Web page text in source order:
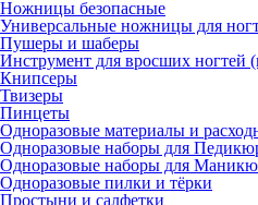
Ножницы безопасные
Универсальные ножницы для
Пушеры и шаберы
Инструмент для вросших ногтей
Книпсеры
Твизеры
Пинцеты
Одноразовые материалы и
Одноразовые наборы для
Одноразовые наборы для
Одноразовые пилки и тёрки
Простыни и салфетки